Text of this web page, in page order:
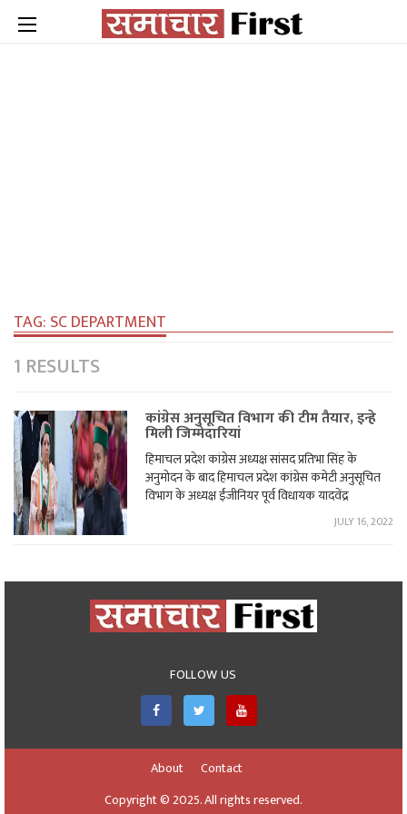
TAG: SC DEPARTMENT
1 RESULTS
कांग्रेस अनुसूचित विभाग की टीम तैयार, इन्हे
मिली जिम्मेदारियां
हिमाचल प्रदेश कांग्रेस अध्यक्ष सांसद प्रतिभा सिंह के
अनुमोदन के बाद हिमाचल प्रदेश कांग्रेस कमेटी अनुसूचित
विभाग के अध्यक्ष ईंजीनियर पूर्व विधायक यादवेंद्र
JULY 16, 2022
FOLLOW US
About
Contact
Copyright © 2025. All rights reserved.